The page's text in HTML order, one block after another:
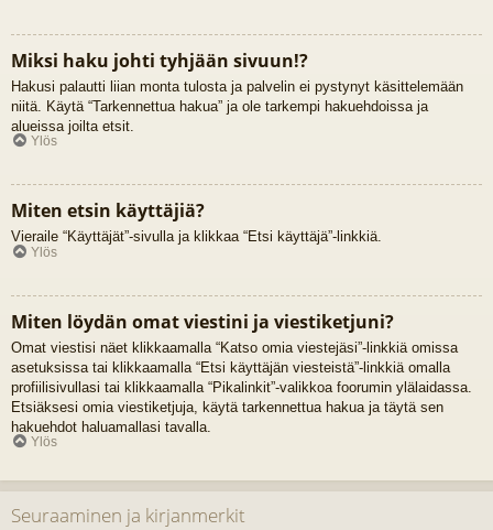
Miksi haku johti tyhjään sivuun!?
Hakusi palautti liian monta tulosta ja palvelin ei pystynyt käsittelemään
niitä. Käytä “Tarkennettua hakua” ja ole tarkempi hakuehdoissa ja
alueissa joilta etsit.
Ylös
Miten etsin käyttäjiä?
Vieraile “Käyttäjät”-sivulla ja klikkaa “Etsi käyttäjä”-linkkiä.
Ylös
Miten löydän omat viestini ja viestiketjuni?
Omat viestisi näet klikkaamalla “Katso omia viestejäsi”-linkkiä omissa
asetuksissa tai klikkaamalla “Etsi käyttäjän viesteistä”-linkkiä omalla
profiilisivullasi tai klikkaamalla “Pikalinkit”-valikkoa foorumin ylälaidassa.
Etsiäksesi omia viestiketjuja, käytä tarkennettua hakua ja täytä sen
hakuehdot haluamallasi tavalla.
Ylös
Seuraaminen ja kirjanmerkit